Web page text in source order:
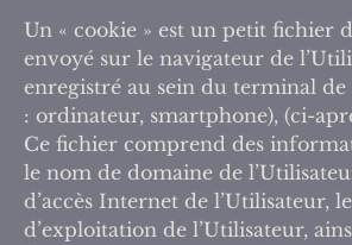
Un « cookie » est un petit fichier
envoyé sur le navigateur de
enregistré au sein du terminal de
: ordinateur, smartphone), (ci-
Ce fichier comprend des
le nom de domaine de
d’accès Internet de l’Utilisateur,
d’exploitation de l’Utilisateur,